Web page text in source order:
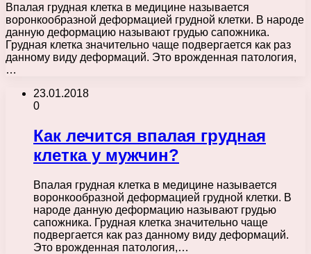
Впалая грудная клетка в медицине называется
воронкообразной деформацией грудной клетки. В народе
данную деформацию называют грудью сапожника.
Грудная клетка значительно чаще подвергается как раз
данному виду деформаций. Это врожденная патология,
…
23.01.2018
0
Как лечится впалая грудная
клетка у мужчин?
Впалая грудная клетка в медицине называется
воронкообразной деформацией грудной клетки. В
народе данную деформацию называют грудью
сапожника. Грудная клетка значительно чаще
подвергается как раз данному виду деформаций.
Это врожденная патология,…